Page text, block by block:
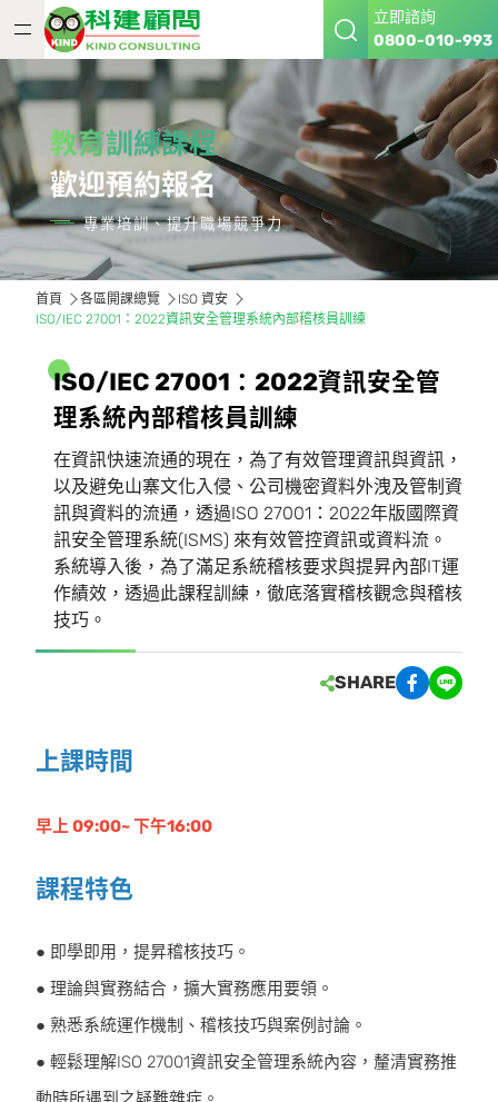
立即諮詢
0800-010-993
教育訓練課程
歡迎預約報名
專業培訓、提升職場競爭力
首頁 各區開課總覽
ISO 資安
ISO/IEC 27001：2022資訊安全管理系統內部稽核員訓練
ISO/IEC 27001 ： 2022資訊安全管
理系統內部稽核員訓 練
在資訊快速流通的現在，為了有效管理資訊與資訊，
以及避免山寨文化入侵、公司機密資料外洩及管制資
訊與資料的流通，透過ISO 27001：2022年版國際資
訊安全管理系統(ISMS) 來有效管控資訊或資料流。
系統導入後，為了滿足系統稽核要求與提昇內部IT運
作績效，透過此課程訓練，徹底落實稽核觀念與稽核
技巧。
SHARE
上課時間
早上 09:00~ 下午16:00
課程特色
● 即學即用，提昇稽核技巧。
● 理論與實務結合，擴大實務應用要領。
● 熟悉系統運作機制、稽核技巧與案例討論。
● 輕鬆理解ISO 27001資訊安全管理系統內容，釐清實務推